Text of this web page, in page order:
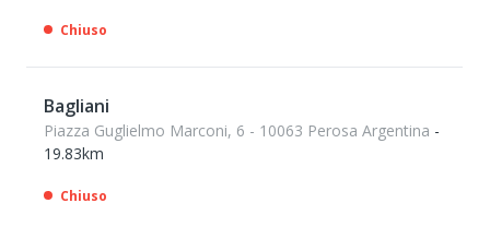
Chiuso
Bagliani
Piazza Guglielmo Marconi, 6 - 10063 Perosa Argentina -
19.83km
Chiuso